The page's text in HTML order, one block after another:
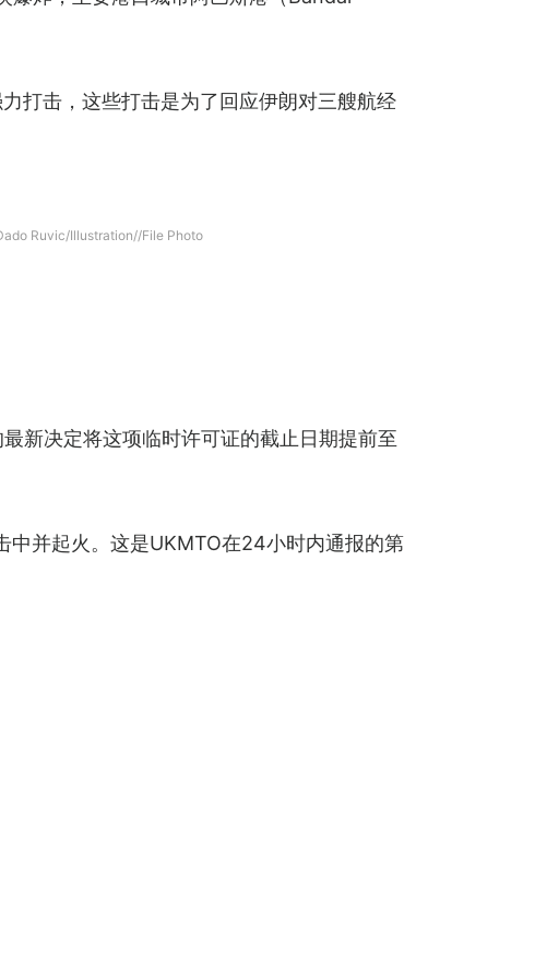
打击，这些打击是为了回应伊朗对三艘航经
Ruvic/Illustration//File Photo
新决定将这项临时许可证的截止日期提前至
中并起火。这是UKMTO在24小时内通报的第